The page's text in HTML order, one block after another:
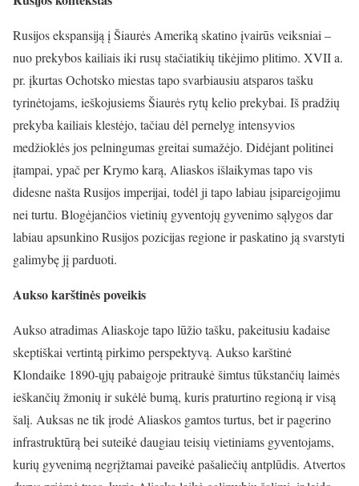
Rusijos ekspansiją į Šiaurės Ameriką skatino įvairūs veiksniai –
nuo prekybos kailiais iki rusų stačiatikių tikėjimo plitimo. XVII a.
pr. įkurtas Ochotsko miestas tapo svarbiausiu atsparos tašku
tyrinėtojams, ieškojusiems Šiaurės rytų kelio prekybai. Iš pradžių
prekyba kailiais klestėjo, tačiau dėl pernelyg intensyvios
medžioklės jos pelningumas greitai sumažėjo. Didėjant politinei
įtampai, ypač per Krymo karą, Aliaskos išlaikymas tapo vis
didesne našta Rusijos imperijai, todėl ji tapo labiau įsipareigojimu
nei turtu. Blogėjančios vietinių gyventojų gyvenimo sąlygos dar
labiau apsunkino Rusijos pozicijas regione ir paskatino ją svarstyti
galimybę jį parduoti.
Aukso karštinės poveikis
Aukso atradimas Aliaskoje tapo lūžio tašku, pakeitusiu kadaise
skeptiškai vertintą pirkimo perspektyvą. Aukso karštinė
Klondaike 1890-ųjų pabaigoje pritraukė šimtus tūkstančių laimės
ieškančių žmonių ir sukėlė bumą, kuris praturtino regioną ir visą
šalį. Auksas ne tik įrodė Aliaskos gamtos turtus, bet ir pagerino
infrastruktūrą bei suteikė daugiau teisių vietiniams gyventojams,
kurių gyvenimą negrįžtamai paveikė pašaliečių antplūdis. Atvertos